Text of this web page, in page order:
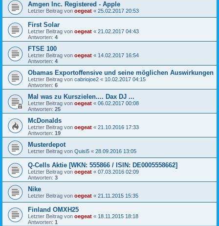
Amgen Inc. Registered - Apple
Letzter Beitrag von oegeat « 25.02.2017 20:53
First Solar
Letzter Beitrag von oegeat « 21.02.2017 04:43
Antworten: 4
FTSE 100
Letzter Beitrag von oegeat « 14.02.2017 16:54
Antworten: 4
Obamas Exportoffensive und seine möglichen Auswirkungen
Letzter Beitrag von cabriojoe2 « 10.02.2017 04:15
Antworten: 6
Mal was zu Kurszielen.... Dax DJ ...
Letzter Beitrag von oegeat « 06.02.2017 00:08
Antworten: 25
McDonalds
Letzter Beitrag von oegeat « 21.10.2016 17:33
Antworten: 19
Musterdepot
Letzter Beitrag von Quisi5 « 28.09.2016 13:05
Q-Cells Aktie [WKN: 555866 / ISIN: DE0005558662]
Letzter Beitrag von oegeat « 07.03.2016 02:09
Antworten: 3
Nike
Letzter Beitrag von oegeat « 21.11.2015 15:35
Finland OMXH25
Letzter Beitrag von oegeat « 18.11.2015 18:18
Antworten: 1